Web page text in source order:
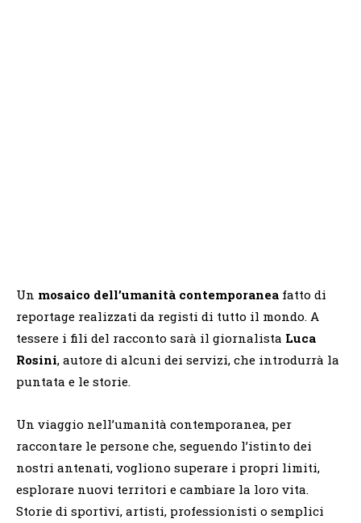
Un mosaico dell’umanità contemporanea fatto di
reportage realizzati da registi di tutto il mondo. A
tessere i fili del racconto sarà il giornalista Luca
Rosini, autore di alcuni dei servizi, che introdurrà la
puntata e le storie.
Un viaggio nell’umanità contemporanea, per
raccontare le persone che, seguendo l’istinto dei
nostri antenati, vogliono superare i propri limiti,
esplorare nuovi territori e cambiare la loro vita.
Storie di sportivi, artisti, professionisti o semplici